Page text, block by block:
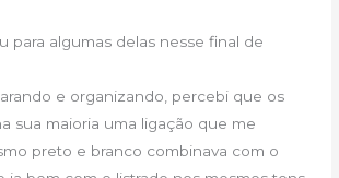
para algumas delas nesse final de
e organizando, percebi que os
sua maioria uma ligação que me
preto e branco combinava com o